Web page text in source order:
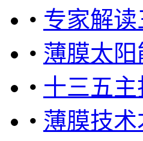
• 专家解
• 薄膜太
• 十三五
• 薄膜技